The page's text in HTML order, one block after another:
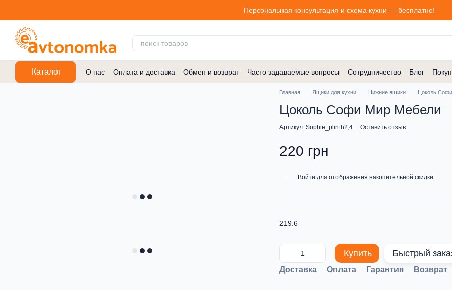
Персональная консультация и схема кухни — бесплатно!
Каталог О нас Оплата и доставка Обмен и возврат Часто задаваемые вопросы Сотрудничество Блог
Договор публичной оферты
Главная Ящики для кухни Нижние ящики Цоколь
Цоколь Софи Мир Мебели
Артикул: Sophie_plinth2,4 Оставить отзыв
220 грн
Войти для отображения накопительной скидки
219.6
Купить Быстрый
Доставка Оплата Гарантия Возврат